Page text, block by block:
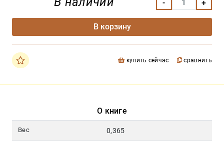
В корзину
купить сейчас сравнить
О книге
Вес 0,365